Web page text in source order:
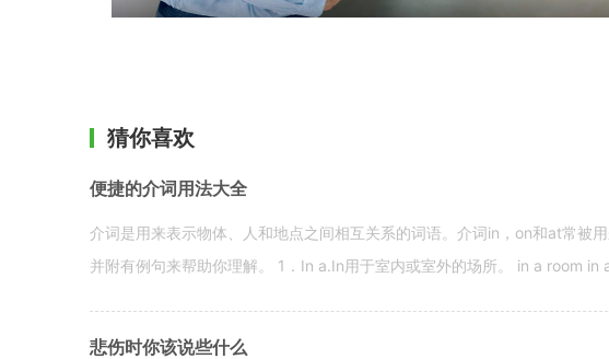
猜你喜欢
便捷的介词用法大全
介词是用来表示物体、人和地点之间相互关系的词语。介词in，on和at常被
并附有例句来帮助你理解。 1．In a.In用于室内或室外的场所。 in a room in
悲伤时你该说些什么